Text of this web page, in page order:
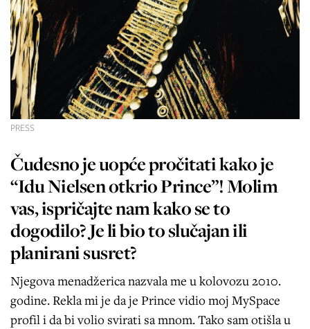
PRESS
Čudesno je uopće pročitati kako je
“Idu Nielsen otkrio Prince”! Molim
vas, ispričajte nam kako se to
dogodilo? Je li bio to slučajan ili
planirani susret?
Njegova menadžerica nazvala me u kolovozu 2010.
godine. Rekla mi je da je Prince vidio moj MySpace
profil i da bi volio svirati sa mnom. Tako sam otišla u